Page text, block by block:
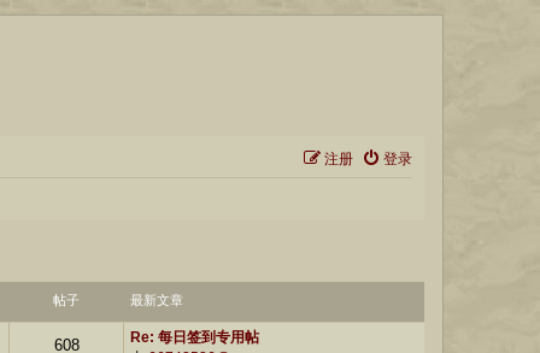
登录
注册
帖子 最新文章
608
Re: 每日签到专用帖